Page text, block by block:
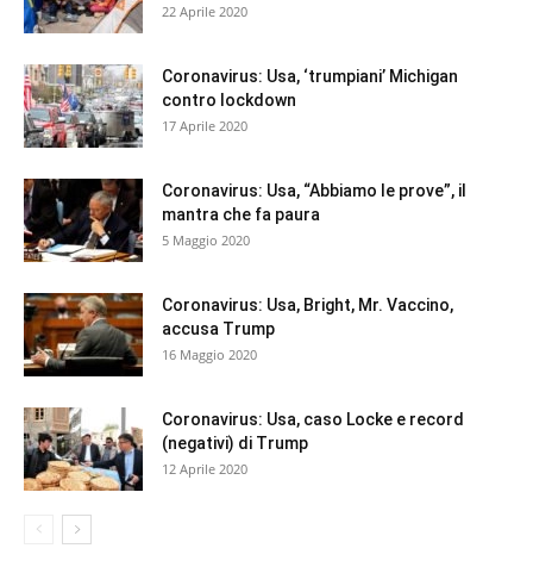
22 Aprile 2020
Coronavirus: Usa, ‘trumpiani’ Michigan
contro lockdown
17 Aprile 2020
Coronavirus: Usa, “Abbiamo le prove”, il
mantra che fa paura
5 Maggio 2020
Coronavirus: Usa, Bright, Mr. Vaccino,
accusa Trump
16 Maggio 2020
Coronavirus: Usa, caso Locke e record
(negativi) di Trump
12 Aprile 2020